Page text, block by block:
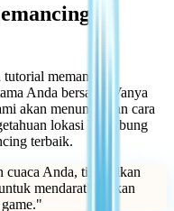
memancing
Anda bersama Vanya
akan menunjukkan cara
lokasi bergabung
terbaik.
cuaca Anda, tinggalkan
mendaratkan ikan
"